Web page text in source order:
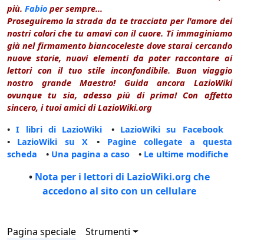
più. Fabio per sempre...
Proseguiremo la strada da te tracciata per l'amore dei
nostri colori che tu amavi con il cuore. Ti immaginiamo
già nel firmamento biancoceleste dove starai cercando
nuove storie, nuovi elementi da poter raccontare ai
lettori con il tuo stile inconfondibile. Buon viaggio
nostro grande Maestro! Guida ancora LazioWiki
ovunque tu sia, adesso più di prima! Con affetto
sincero, i tuoi amici di LazioWiki.org
•I libri di LazioWiki • LazioWiki su Facebook
• LazioWiki su X • Pagine collegate a questa
scheda • Una pagina a caso • Le ultime modifiche
• Nota per i lettori di LazioWiki.org che
accedono al sito con un cellulare
Pagina speciale Strumenti